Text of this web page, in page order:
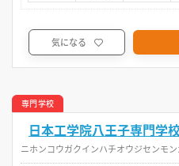
気になる
専門学校
日本工学院八王子専門学
ニホンコウガクインハチオウジセンモ